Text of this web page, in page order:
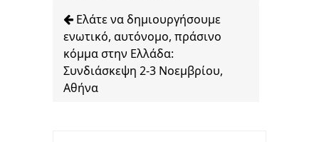
Ελάτε να δημιουργήσουμε
ενωτικό, αυτόνομο, πράσινο
κόμμα στην Ελλάδα:
Συνδιάσκεψη 2-3 Νοεμβρίου,
Αθήνα